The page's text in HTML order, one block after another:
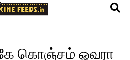
கொஞ்சம் ஓவரா